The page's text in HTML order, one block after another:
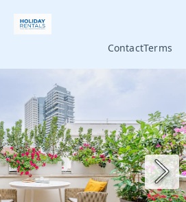
ContactTerms